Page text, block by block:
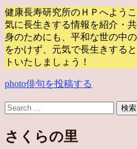
健康長寿研究所のＨＰへよう
気に長生きする情報を紹介・
身のためにも、平和な世の中
をかけず、元気で長生きする
トいたしましょう！
photo俳句を投稿する
さくらの里